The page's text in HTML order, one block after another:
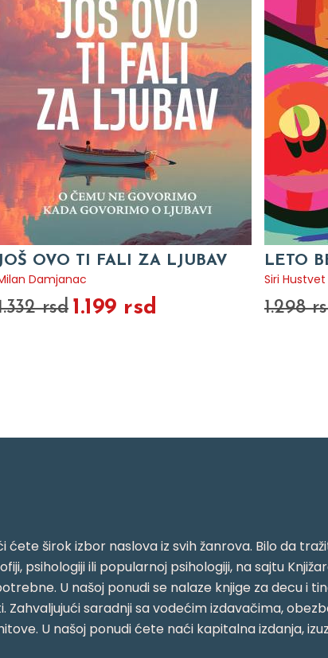
OVO TI FALI ZA LJUBAV
Damjanac
rsd 1.199 rsd
LETO
Siri Hustvet
1.298
ćete širok izbor naslova iz svih žanrova. Bilo da
psihologiji ili popularnoj psihologiji, na sajtu
U našoj ponudi se nalaze knjige za decu i
Zahvaljujući saradnji sa vodećim izdavačima,
U našoj ponudi ćete naći kapitalna izdanja,